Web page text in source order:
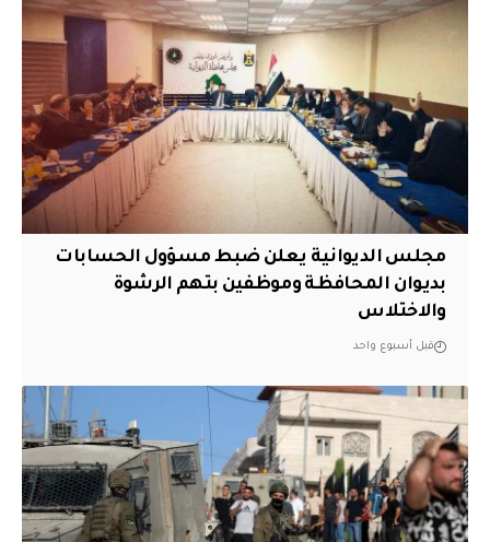
مجلس الديوانية يعلن ضبط مسؤول الحسابات
بديوان المحافظة وموظفين بتهم الرشوة
والاختلاس
قبل أسبوع واحد